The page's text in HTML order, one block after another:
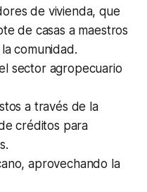
de vivienda, que
de casas a maestros
comunidad.
sector agropecuario
a través de la
créditos para
aprovechando la